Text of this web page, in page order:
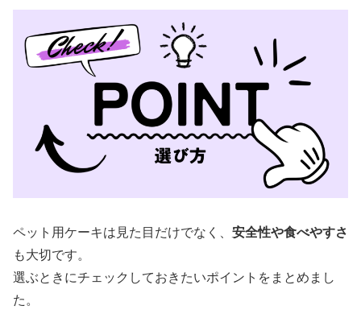
ペット用ケーキは見た目だけでなく、 安全性や食べやすさ
も大切です。
選ぶときにチェックしておきたいポイントをまとめまし
た。